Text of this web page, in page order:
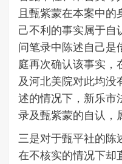
且甄紫蒙在本案中
己不利的事实属于自
问笔录中陈述自己是
庭再次确认该事实，
及河北美院对此均没
述的情况下，新乐市
录及甄紫蒙的自认，
三是对于甄平社的陈
在不核实的情况下却